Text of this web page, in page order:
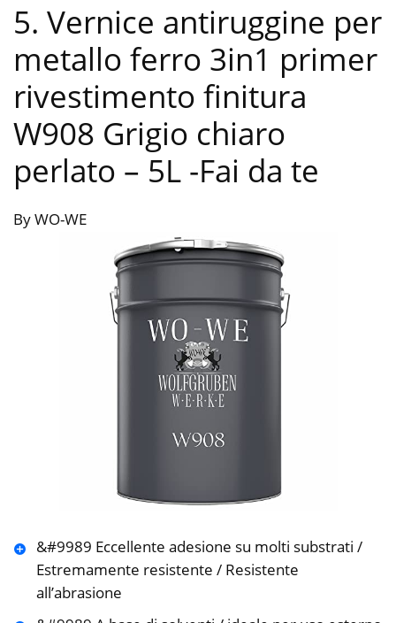
5. Vernice antiruggine per
metallo ferro 3in1 primer
rivestimento finitura
W908 Grigio chiaro
perlato – 5L -Fai da te
By WO-WE
&#9989 Eccellente adesione su molti substrati /
Estremamente resistente / Resistente
all’abrasione